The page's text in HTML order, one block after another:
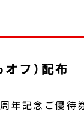
フ）配布
年記念ご優待